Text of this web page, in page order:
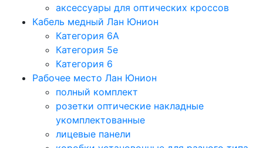
аксессуары для оптических кроссов
Кабель медный Лан Юнион
Категория 6A
Категория 5e
Категория 6
Рабочее место Лан Юнион
полный комплект
розетки оптические накладные
укомплектованные
лицевые панели